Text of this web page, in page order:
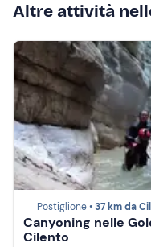
Altre attività
Postiglione •37 km da
Canyoning nelle
Cilento